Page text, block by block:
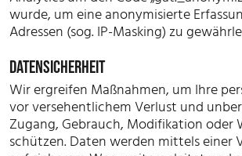
wurde, um eine anonymisierte
Adressen (sog. IP-Masking) zu
DATENSICHERHEIT
Wir ergreifen Maßnahmen, um Ihre
vor versehentlichem Verlust und
Zugang, Gebrauch, Modifikation oder
schützen. Daten werden mittels einer